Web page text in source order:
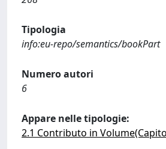
Tipologia
info:eu-repo/semantics/bookPart
Numero autori
6
Appare nelle tipologie:
2.1 Contributo in